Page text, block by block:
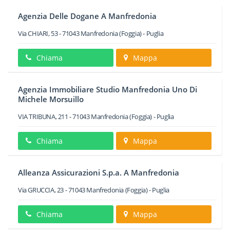
Agenzia Delle Dogane A Manfredonia
Via CHIARI, 53-71043 Manfredonia(Foggia) - Puglia
Chiama Mappa
Agenzia Immobiliare Studio Manfredonia Uno Di
Michele Morsuillo
VIA TRIBUNA, 211 -71043Manfredonia(Foggia) -Puglia
Chiama Mappa
Alleanza Assicurazioni S.p.a. A Manfredonia
Via GRUCCIA, 23-71043Manfredonia(Foggia) -Puglia
Chiama Mappa